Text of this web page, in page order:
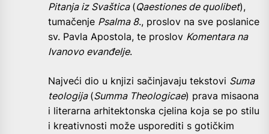
Pitanja iz Svaštica (Qaestiones de quolibet),
tumačenje Psalma 8., proslov na sve poslanice
sv. Pavla Apostola, te proslov Komentara na
Ivanovo evanđelje.
Najveći dio u knjizi sačinjavaju tekstovi Suma
teologija (Summa Theologicae) prava misaona
i literarna arhitektonska cjelina koja se po stilu
i kreativnosti može usporediti s gotičkim